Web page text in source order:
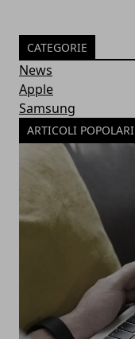
CATEGORIE
News
Apple
Samsung
ARTICOLI POPOLARI